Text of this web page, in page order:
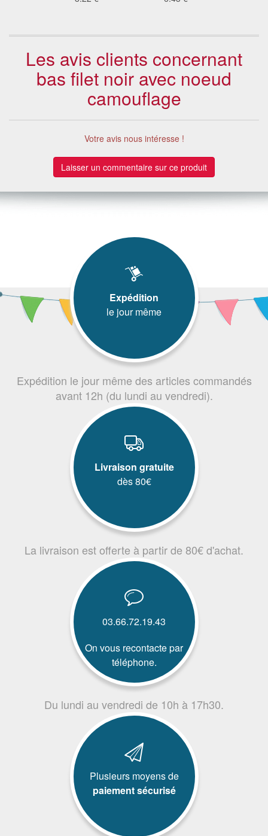
Les avis clients concernant
bas filet noir avec noeud
camouflage
Votre avis nous intéresse !
Laisser un commentaire sur ce produit
Expédition
le jour même
Expédition le jour même des articles commandés
avant 12h (du lundi au vendredi).
Livraison gratuite
dès 80€
La livraison est offerte à partir de 80€ d'achat.
03.66.72.19.43
On vous recontacte par
téléphone.
Du lundi au vendredi de 10h à 17h30.
Plusieurs moyens de
paiement sécurisé